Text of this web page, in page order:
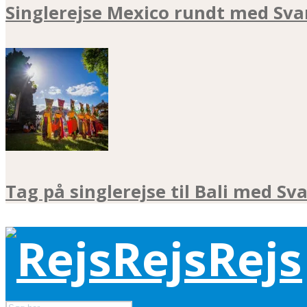
Singlerejse Mexico rundt med
Tag på singlerejse til Bali med